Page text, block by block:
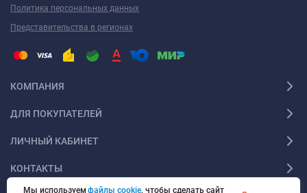
Политика персональных данных
Представительства в регионах
КОМПАНИЯ
ДЛЯ ПОКУПАТЕЛЕЙ
ЛИЧНЫЙ КАБИНЕТ
КОНТАКТЫ
Мы используемфайлы cookie, чтобы сделать сайт